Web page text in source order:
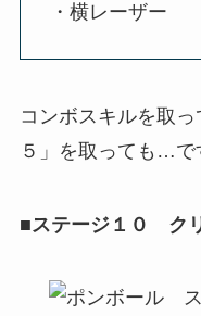
・横レーザー
コンボスキルを取
５」を取っても…で
■ステージ１０ ク